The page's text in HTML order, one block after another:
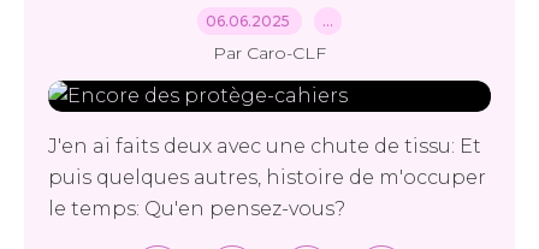
06.06.2025 …
Par Caro-CLF
J'en ai faits deux avec une chute de tissu: Et
puis quelques autres, histoire de m'occuper
le temps: Qu'en pensez-vous?